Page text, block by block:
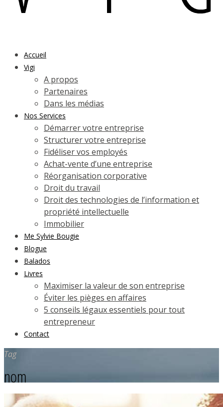
Accueil
Vigi
A propos
Partenaires
Dans les médias
Nos Services
Démarrer votre entreprise
Structurer votre entreprise
Fidéliser vos employés
Achat-vente d’une entreprise
Réorganisation corporative
Droit du travail
Droit des technologies de l’information et
propriété intellectuelle
Immobilier
Me Sylvie Bougie
Blogue
Balados
Livres
Maximiser la valeur de son entreprise
Éviter les pièges en affaires
5 conseils légaux essentiels pour tout
entrepreneur
Contact
Tag
nom